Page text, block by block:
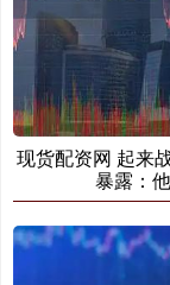
现货配资网 起来
暴露：